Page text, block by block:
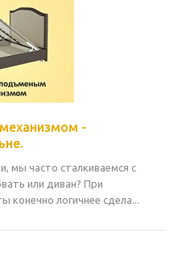
-
мы часто сталкиваемся с
или диван? При
конечно логичнее сдела...